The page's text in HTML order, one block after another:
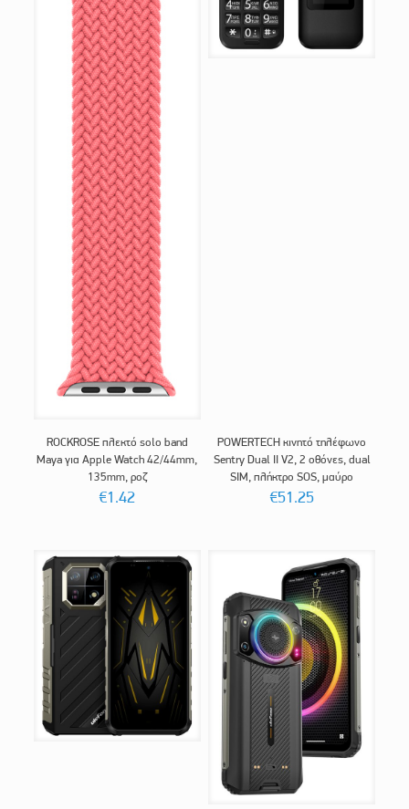
ROCKROSE πλεκτό solo band
Maya για Apple Watch 42/44mm,
135mm, ροζ
€1.42
POWERTECH κινητό τηλέφωνο
Sentry Dual II V2, 2 οθόνες, dual
SIM, πλήκτρο SOS, μαύρο
€51.25